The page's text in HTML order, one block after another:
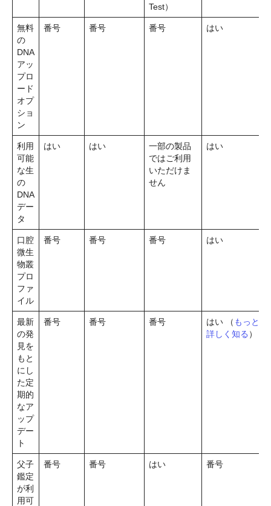
Test）
無料
の
DNA
アッ
プロ
ード
オプ
ショ
ン
番号 番号 番号 はい
利用
可能
な生
の
DNA
デー
タ
はい はい
一部の製品
ではご利用
いただけま
せん
はい
口腔
微生
物叢
プロ
ファ
イル
番号 番号 番号 はい
最新
の発
見を
もと
にし
た定
期的
なア
ップ
デー
ト
番号 番号 番号 はい （ もっと
詳しく知る ）
父子
鑑定
が利
用可
番号 番号 はい 番号